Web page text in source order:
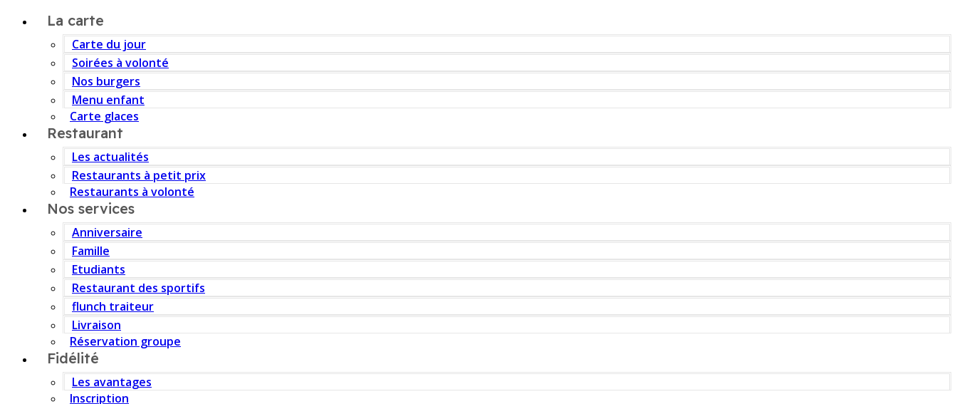
La carte
Carte du jour
Soirées à volonté
Nos burgers
Menu enfant
Carte glaces
Restaurant
Les actualités
Restaurants à petit prix
Restaurants à volonté
Nos services
Anniversaire
Famille
Etudiants
Restaurant des sportifs
flunch traiteur
Livraison
Réservation groupe
Fidélité
Les avantages
Inscription